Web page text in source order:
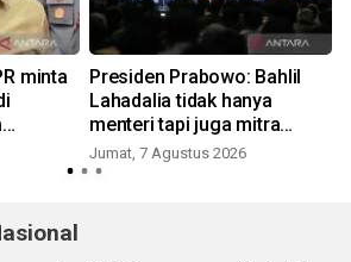
minta
Presiden Prabowo: Bahlil
Lahadalia tidak hanya
menteri tapi juga mitra
politik
Jumat, 7 Agustus 2026